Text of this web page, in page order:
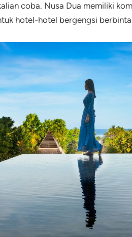
coba. Nusa Dua memiliki
hotel-hotel bergengsi